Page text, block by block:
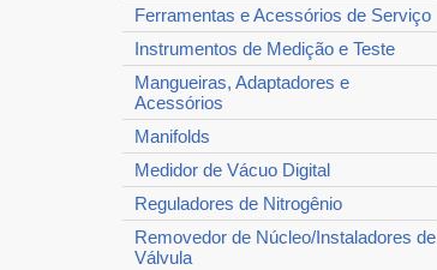
Ferramentas e Acessórios de Serviço
Instrumentos de Medição e Teste
Mangueiras, Adaptadores e
Acessórios
Manifolds
Medidor de Vácuo Digital
Reguladores de Nitrogênio
Removedor de Núcleo/Instaladores de
Válvula